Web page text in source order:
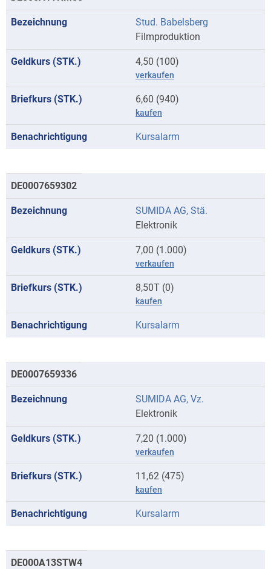
Stud. Babelsberg
Filmproduktion
4,50 (100)
verkaufen
6,60 (940)
kaufen
Kursalarm
DE0007659302
SUMIDA AG, Stä.
Elektronik
7,00 (1.000)
verkaufen
8,50T (0)
kaufen
Kursalarm
DE0007659336
SUMIDA AG, Vz.
Elektronik
7,20 (1.000)
verkaufen
11,62 (475)
kaufen
Kursalarm
DE000A13STW4